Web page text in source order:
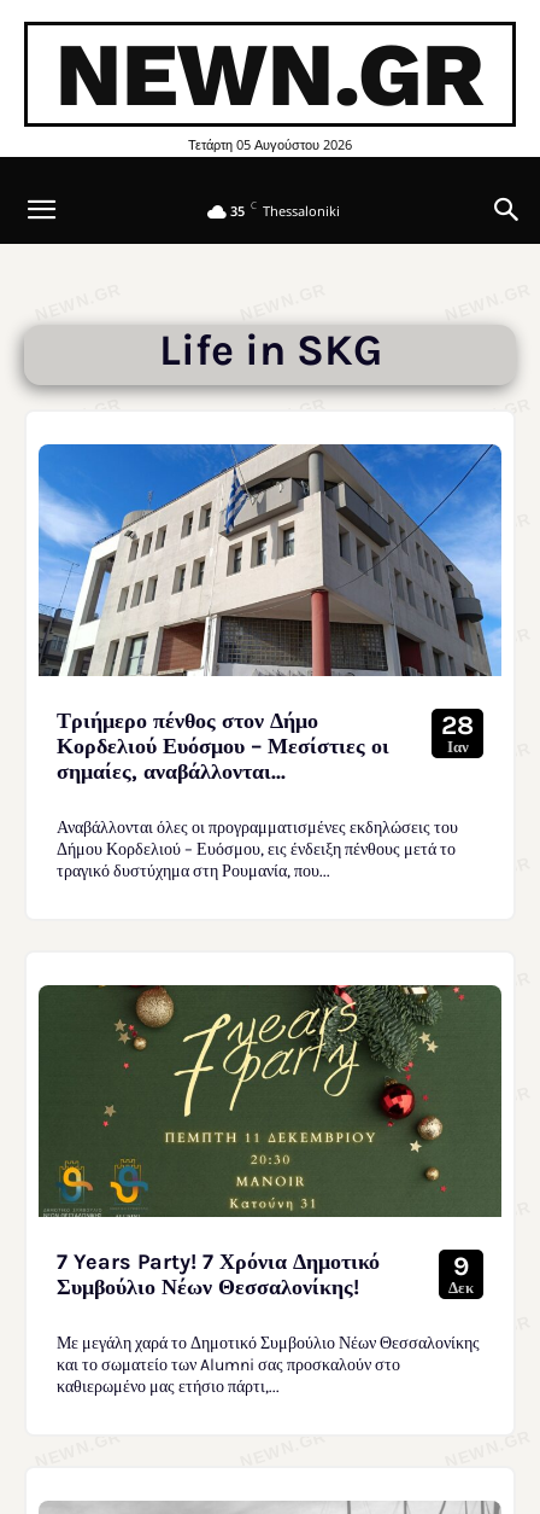
NEWN.GR
Τετάρτη 05 Αυγούστου 2026
35 C Thessaloniki
Life in SKG
Τριήμερο πένθος στον Δήμο
Κορδελιού Ευόσμου – Μεσίστιες οι
σημαίες, αναβάλλονται...
28
Ιαν
Αναβάλλονται όλες οι προγραμματισμένες εκδηλώσεις του
Δήμου Κορδελιού – Ευόσμου, εις ένδειξη πένθους μετά το
τραγικό δυστύχημα στη Ρουμανία, που...
7 Years Party! 7 Χρόνια Δημοτικό
Συμβούλιο Νέων Θεσσαλονίκης!
9
Δεκ
Με μεγάλη χαρά το Δημοτικό Συμβούλιο Νέων Θεσσαλονίκης
και το σωματείο των Alumni σας προσκαλούν στο
καθιερωμένο μας ετήσιο πάρτι,...